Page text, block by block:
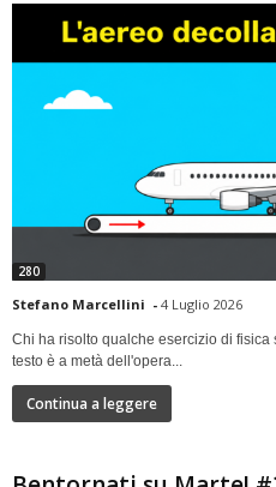
280
Stefano Marcellini - 4 Luglio 2026
Chi ha risolto qualche esercizio di
testo è a metà dell'opera...
Continua a leggere